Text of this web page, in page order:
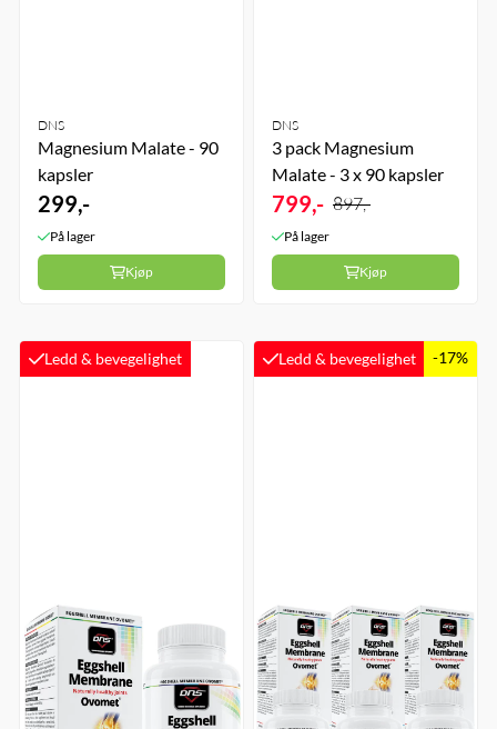
DNS
Magnesium Malate - 90
kapsler
299,-
På lager
Kjøp
DNS
3 pack Magnesium
Malate - 3 x 90 kapsler
799,- 897,-
På lager
Kjøp
Ledd & bevegelighet Ledd & bevegelighet -17%